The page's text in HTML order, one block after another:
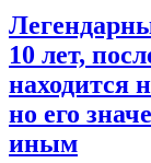
10 лет,
находится
но его
иным